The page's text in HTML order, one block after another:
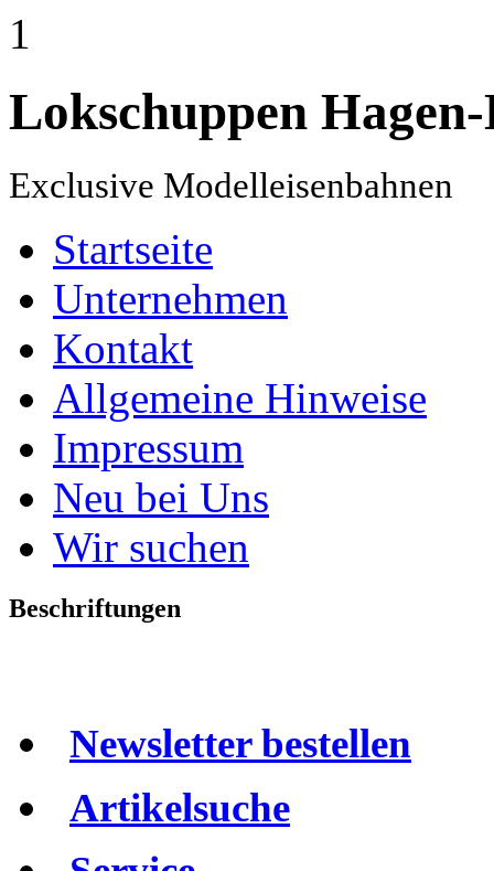
1
Lokschuppen Hagen-
Exclusive Modelleisenbahnen
Startseite
Unternehmen
Kontakt
Allgemeine Hinweise
Impressum
Neu bei Uns
Wir suchen
Beschriftungen
Newsletter bestellen
Artikelsuche